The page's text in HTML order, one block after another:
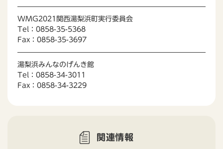
WMG2021関西湯梨浜町実行委員会
Tel：0858-35-5368
Fax：0858-35-3697
湯梨浜みんなのげんき館
Tel：0858-34-3011
Fax：0858-34-3229
関連情報